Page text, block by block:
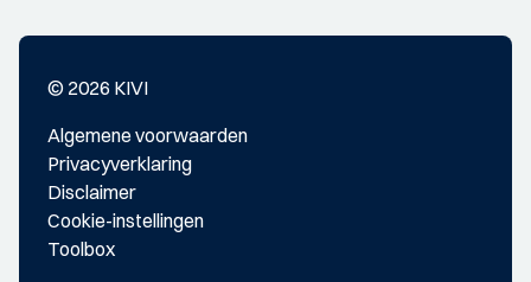
© 2026 KIVI
Algemene voorwaarden
Privacyverklaring
Disclaimer
Cookie-instellingen
Toolbox